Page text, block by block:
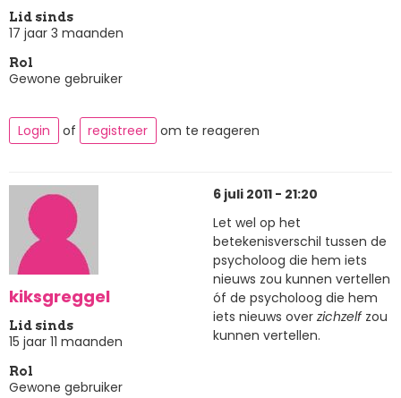
Lid sinds
17 jaar 3 maanden
Rol
Gewone gebruiker
Login of registreer om te reageren
kiksgreggel
Lid sinds
15 jaar 11 maanden
Rol
Gewone gebruiker
6 juli 2011 - 21:20
Let wel op het
betekenisverschil tussen de
psycholoog die hem iets
nieuws zou kunnen vertellen
óf de psycholoog die hem
iets nieuws over zichzelfzou
kunnen vertellen.